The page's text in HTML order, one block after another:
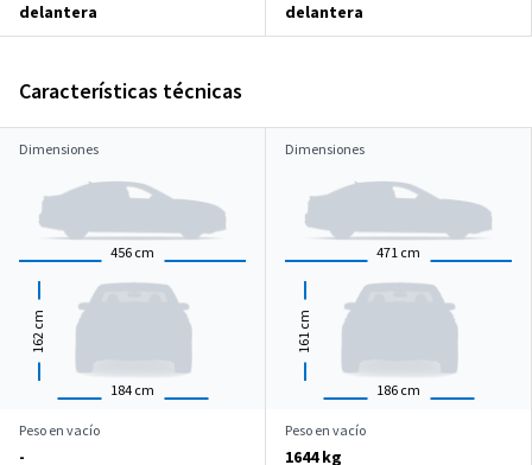
delantera delantera
Características técnicas
Dimensiones
456 cm
184 cm
162
cm
Dimensiones
471 cm
186 cm
161
cm
Peso en vacío
-
Peso en vacío
1644 kg